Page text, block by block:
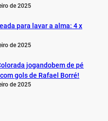
de 2025
para lavar a alma: 4 x
de 2025
jogandobem de pé
gols de Rafael Borré!
de 2025